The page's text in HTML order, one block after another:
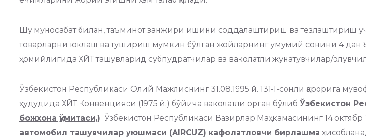
Шу муносабат билан, таъминот занжири ишини соддалаштириш ва тезлаштириш
товарларни юклаш ва тушириш мумкин бўлган жойларнинг умумий сонини 4 дан
ҳомийлигида ХЙТ ташувларид субпудратчилар ва ваколатли жўнатувчилар/
Ўзбекистон Республикаси Олий Мажлиснинг 31.08.1995 й. 131-I-сонли қарорига
ҳудудида ХЙТ Конвенцияси (1975 й.) бўйича ваколатли орган бўлиб Ўзбекистон
божхона қўмитаси,) Ўзбекистон Республикаси Вазирлар Маҳкамасининг 14 октябр
автомобил ташувчилар уюшмаси (AIRCUZ) кафолатловчи бирлашма